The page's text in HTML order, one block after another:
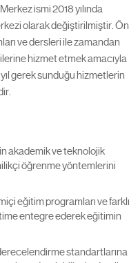
ismi 2018 yılında
olarak değiştirilmiştir. Ön
ve dersleri ile zamandan
hizmet etmek amacıyla
gerek sunduğu hizmetlerin
akademik ve teknolojik
öğrenme yöntemlerini
eğitim programları ve farklı
entegre ederek eğitimin
standartlarına